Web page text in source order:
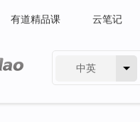
有道精品课 云笔记
中英